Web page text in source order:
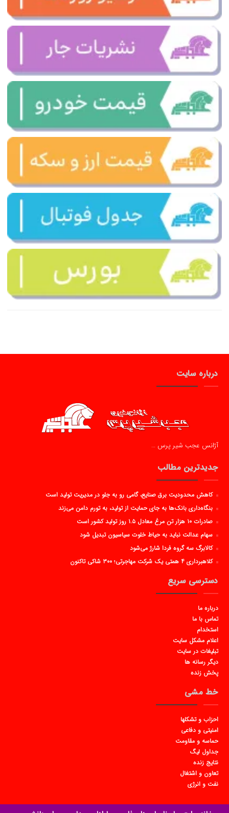
درباره سایت
آژانس عجب شیر پرس …
جدیدترین مطالب
کاهش محدودیت برق صنایع، گامی رو به جلو در مدیریت تولید است
بنگاه‌داری بانک‌ها به جای حمایت از تولید، به تورم دامن می‌زند
صادرات ۱۰ هزار تن مرغ معادل ۱.۵ روز تولید کشور است
سهام عدالت نباید به حیاط خلوت سیاسیون تبدیل شود
کالابرگ سه گروه فردا شارژ می‌شود
کلاهبرداری ۴ همتی یک شرکت مهاجرتی؛ ۳۰۰ شاکی تاکنون
دسترسی سریع
درباره ما
تماس با ما
استخدام
اعلام مشکل سایت
تبلیغات در سایت
دیگر رسانه ها
پخش زنده
خط مشی
احزاب و تشکلها
امنیتی و دفاعی
حماسه و مقاومت
جداول لیگ
نتایج زنده
تعاون و اشتغال
نفت و انرژی